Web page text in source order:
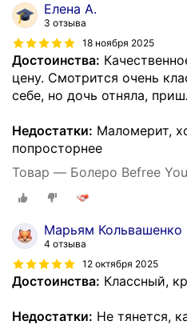
Елена А.
3 отзыва
18 ноября 2025
Достоинства:
цену. Смотрится очень
себе, но дочь отняла,
Недостатки: Маломерит,
попросторнее
Товар — Болеро Befree
Марьям Кольвашенко
4 отзыва
12 октября 2025
Достоинства: Классный,
Недостатки: Не тянется,